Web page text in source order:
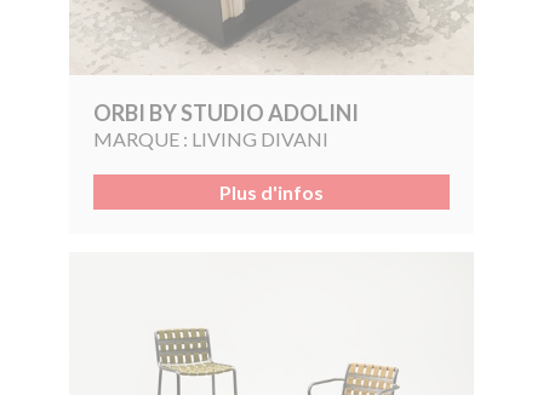
ORBI BY STUDIO ADOLINI
MARQUE : LIVING DIVANI
Plus d'infos